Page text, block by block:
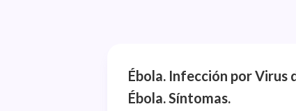
Ébola. Infección por Virus
Ébola. Síntomas.